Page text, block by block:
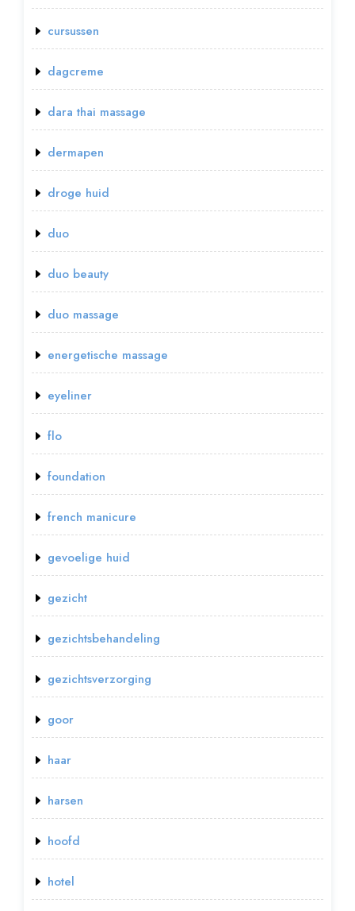
cursussen
dagcreme
dara thai massage
dermapen
droge huid
duo
duo beauty
duo massage
energetische massage
eyeliner
flo
foundation
french manicure
gevoelige huid
gezicht
gezichtsbehandeling
gezichtsverzorging
goor
haar
harsen
hoofd
hotel